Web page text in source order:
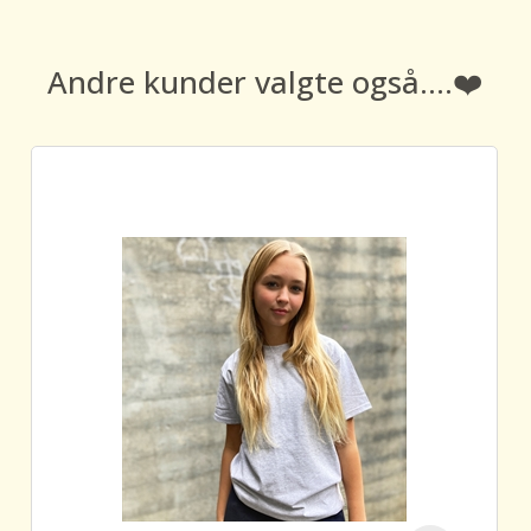
Andre kunder valgte også....❤️